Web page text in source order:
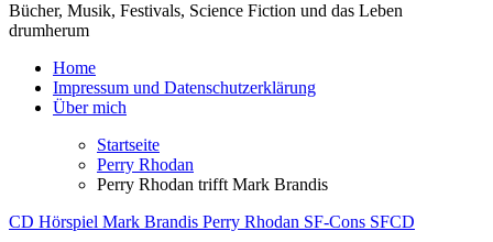
Bücher, Musik, Festivals, Science Fiction und das Leben
drumherum
Home
Impressum und Datenschutzerklärung
Über mich
Startseite
Perry Rhodan
Perry Rhodan trifft Mark Brandis
CD Hörspiel Mark Brandis Perry Rhodan SF-Cons SFCD